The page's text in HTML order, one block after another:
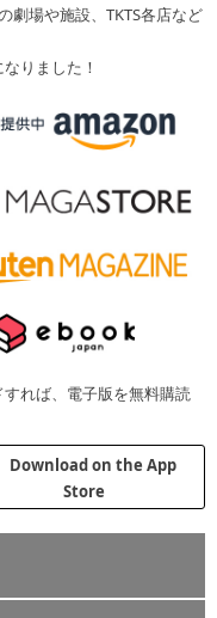
劇場や施設、TKTS各店など
りました！
れば、電子版を無料購読